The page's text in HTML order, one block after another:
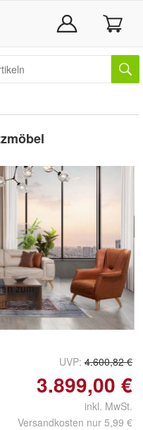
zum
UVP: 4.600,82 €
3.899,00 €
inkl. MwSt.
Versandkosten nur 5,99 €